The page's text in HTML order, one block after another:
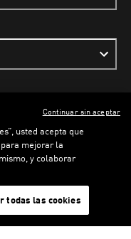
usted acepta que
mejorar la
y colaborar
todas las cookies
Continuar sin aceptar